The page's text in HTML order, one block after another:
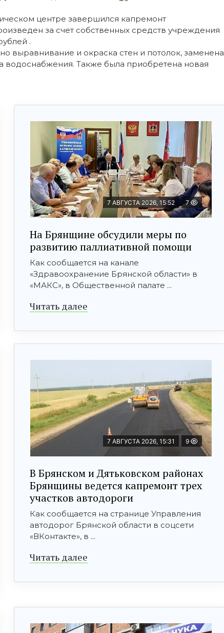
центре завершился капремонт
за счет собственных средств учреждения
.
выравнивание и окраска стен и потолок, заменена
водоснабжения. Также была приобретена новая
7 АВГУСТА 2026, 15:52 7
На Брянщине обсудили меры по
развитию паллиативной помощи
Как сообщается на канале
«Здравоохранение Брянской области» в
«МАКС», в Общественной палате ...
Читать далее
7 АВГУСТА 2026, 15:31 9
В Брянском и Дятьковском районах
Брянщины ведется капремонт трех
участков автодороги
Как сообщается на странице Управления
автодорог Брянской области в соцсети
«ВКонтакте», в ...
Читать далее